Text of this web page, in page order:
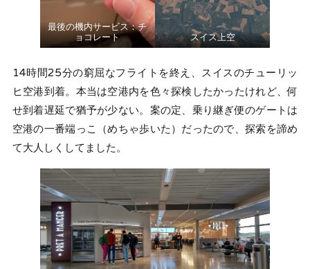
最後の機内サービス：チ
ョコレート
スイス上空
14時間25分の窮屈なフライトを終え、スイスのチューリッ
ヒ空港到着。本当は空港内を色々探検したかったけれど、何
せ到着遅延で猶予が少ない。案の定、乗り継ぎ便のゲートは
空港の一番端っこ（めちゃ歩いた）だったので、探索を諦め
て大人しくしてました。